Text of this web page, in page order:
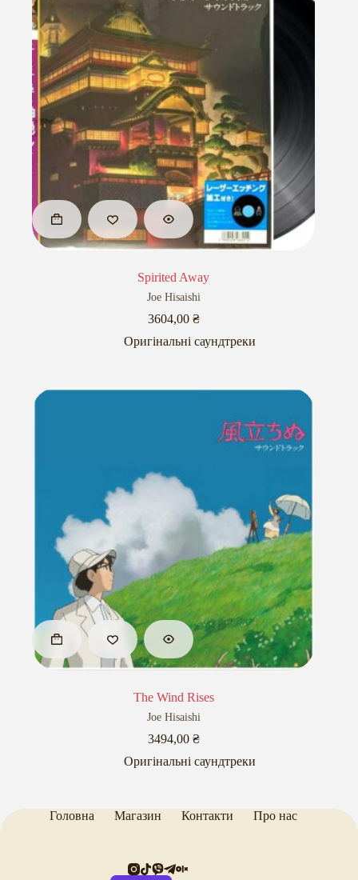
Spirited Away
Joe Hisaishi
3604,00 ₴
Оригінальні саундтреки
The Wind Rises
Joe Hisaishi
3494,00 ₴
Оригінальні саундтреки
Головна Магазин Контакти Про нас